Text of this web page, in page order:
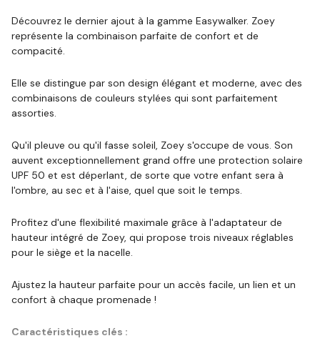
Découvrez le dernier ajout à la gamme Easywalker. Zoey
représente la combinaison parfaite de confort et de
compacité.
Elle se distingue par son design élégant et moderne, avec des
combinaisons de couleurs stylées qui sont parfaitement
assorties.
Qu'il pleuve ou qu'il fasse soleil, Zoey s'occupe de vous. Son
auvent exceptionnellement grand offre une protection solaire
UPF 50 et est déperlant, de sorte que votre enfant sera à
l'ombre, au sec et à l'aise, quel que soit le temps.
Profitez d'une flexibilité maximale grâce à l'adaptateur de
hauteur intégré de Zoey, qui propose trois niveaux réglables
pour le siège et la nacelle.
Ajustez la hauteur parfaite pour un accès facile, un lien et un
confort à chaque promenade !
Caractéristiques clés :